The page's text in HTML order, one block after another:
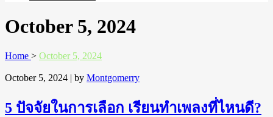
October 5, 2024
Home > October 5, 2024
October 5, 2024 | by Montgomerry
5 ปัจจัยในการเลือก เรียนทำเพลงที่ไหนดี?